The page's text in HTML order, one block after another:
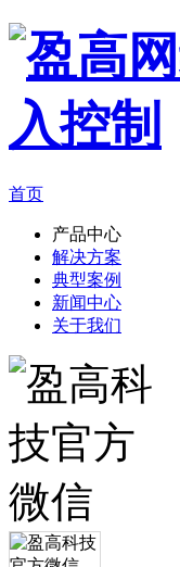
首页
产品中心
解决方案
典型案例
新闻中心
关于我们